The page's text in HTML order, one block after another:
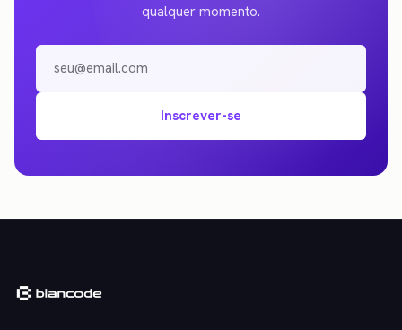
qualquer momento.
Inscrever-se